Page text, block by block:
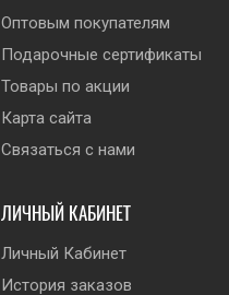
Оптовым покупателям
Подарочные сертификаты
Товары по акции
Карта сайта
Связаться с нами
ЛИЧНЫЙ КАБИНЕТ
Личный Кабинет
История заказов